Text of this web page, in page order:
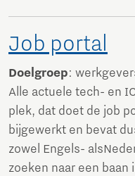
Job portal
Doelgroep:
Alle actuele tech- en
plek, dat doet de job
bijgewerkt en bevat
zowel Engels- als
zoeken naar een